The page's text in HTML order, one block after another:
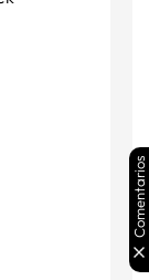
Comentarios